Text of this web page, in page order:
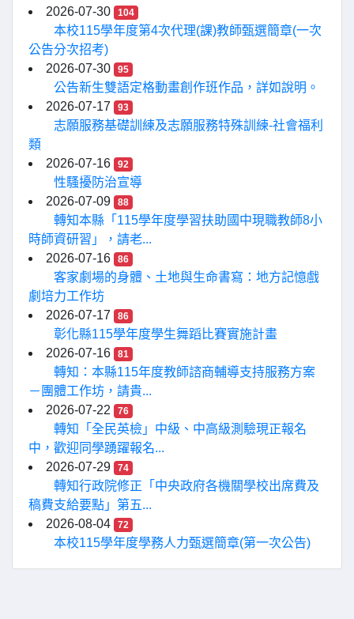
2026-07-30
104
本校115學年度第4次代理(課)教師甄選簡章(一次
公告分次招考)
2026-07-30
95
公告新生雙語定格動畫創作班作品，詳如說明。
2026-07-17
93
志願服務基礎訓練及志願服務特殊訓練-社會福利
類
2026-07-16
92
性騷擾防治宣導
2026-07-09
88
轉知本縣「115學年度學習扶助國中現職教師8小
時師資研習」，請老...
2026-07-16
86
客家劇場的身體、土地與生命書寫：地方記憶戲
劇培力工作坊
2026-07-17
86
彰化縣115學年度學生舞蹈比賽實施計畫
2026-07-16
81
轉知：本縣115年度教師諮商輔導支持服務方案
－團體工作坊，請貴...
2026-07-22
76
轉知「全民英檢」中級、中高級測驗現正報名
中，歡迎同學踴躍報名...
2026-07-29
74
轉知行政院修正「中央政府各機關學校出席費及
稿費支給要點」第五...
2026-08-04
72
本校115學年度學務人力甄選簡章(第一次公告)